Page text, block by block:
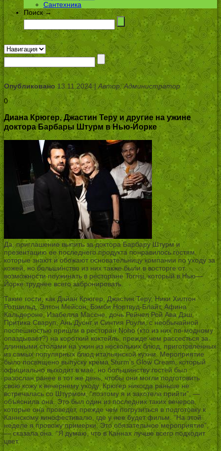
Сантехника
Поиск →
Опубликовано13.11.2024 | Автор: Администратор
0
Диана Крюгер, Джастин Теру и другие на ужине
доктора Барбары Штурм в Нью-Йорке
Да, приглашение выпить за доктора Барбару Штурм и
презентацию ее последнего продукта понравилось гостям,
которые знают и обожают основательницу компании по уходу за
кожей, но большинство из них также были в восторге от
возможности поужинать в ресторане Torrisi, который в Нью—
Йорке труднее всего забронировать.
Такие гости, как Дайан Крюгер, Джастин Теру, Ники Хилтон
Ротшильд, Элтон Мейсон, Бэмби Нортвуд-Блайт, Афина
Кальдероне, Изабелла Массне, дочь Рейчел Рой Ава Дэш,
Притика Сваруп, Ань Дуонг и Синтия Роули, с необычайной
поспешностью пришли в ресторан Noho (кто из них по-модному
опаздывает?) на короткий коктейль, прежде чем рассесться за
длинными столами на ужин из нескольких блюд, приготовленных
из самых популярных блюд итальянской кухни. Мероприятие
было посвящено выпуску крема Sturm’s Glow Cream, который
официально выходит в мае, но большинству гостей был
разослан ранее в тот же день, чтобы они могли подготовить
свою кожу к вечернему уходу. Крюгер никогда раньше не
встречалась со Штурмом, “поэтому я и захотела прийти”, —
объяснила она. Это был один из последних таких вечеров,
которые она проведет, прежде чем погрузиться в подготовку к
Каннскому кинофестивалю, где у нее будет фильм. “На этой
неделе я провожу примерки. Это обязательное мероприятие”,
— сказала она. “Я думаю, что в Каннах лучше всего подходит
цвет.